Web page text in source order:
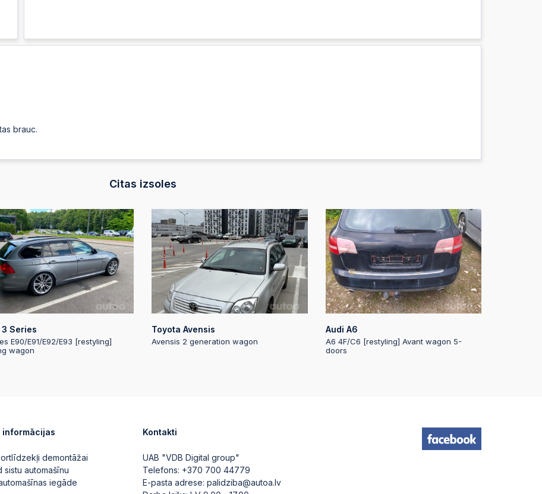
brauc.
Citas izsoles
3 Series
E90/E91/E92/E93 [restyling]
wagon
Toyota Avensis
Avensis 2 generation wagon
Audi A6
A6 4F/C6 [restyling] Avant wagon 5-
doors
informācijas
demontāžai
sistu automašīnu
iegāde
Kontakti
UAB "VDB Digital group"
Telefons: +370 700 44779
E-pasta adrese: palidziba@autoa.lv